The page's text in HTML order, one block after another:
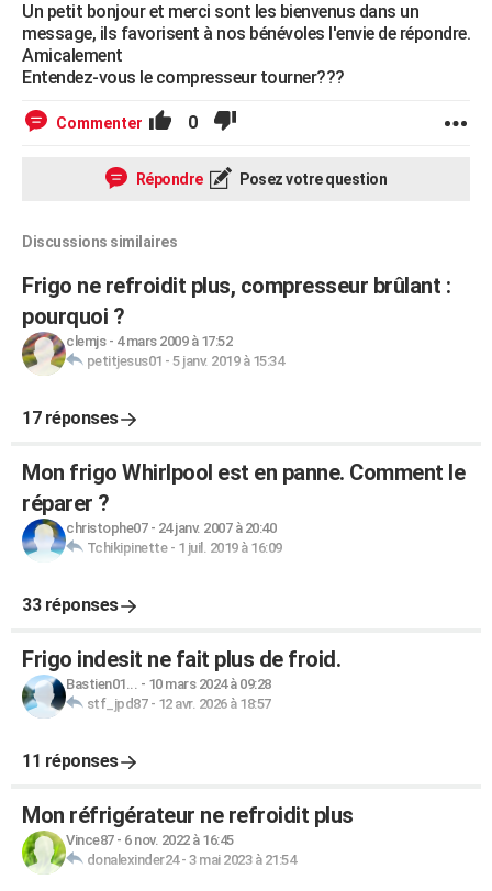
COPAINS D'AVANT
S'inscrire
Se connecter
Lycées
Collèges
Primaires
Universités
Entreprises
Service militaire
Avis de recherche
AVIS DE DÉCÈS
FORUM
Un petit bonjour et merci sont les bienvenus dans un
message, ils favorisent à nos bénévoles l'envie de répondre.
Amicalement
Entendez-vous le compresseur tourner???
Commenter 0
Répondre Posez votre question
Discussions similaires
Frigo ne refroidit plus, compresseur brûlant :
pourquoi ?
clemjs- 4 mars 2009 à 17:52
petitjesus01 - 5 janv. 2019 à 15:34
17 réponses
Mon frigo Whirlpool est en panne. Comment le
réparer ?
christophe07- 24 janv. 2007 à 20:40
Tchikipinette- 1 juil. 2019 à 16:09
33 réponses
Frigo indesit ne fait plus de froid.
Bastien01... - 10 mars 2024 à 09:28
stf_jpd87- 12 avr. 2026 à 18:57
11 réponses
Mon réfrigérateur ne refroidit plus
Vince87- 6 nov. 2022 à 16:45
donalexinder24- 3 mai 2023 à 21:54